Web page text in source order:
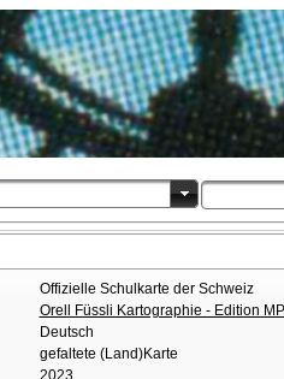
Offizielle Schulkarte der Schweiz
Orell Füssli Kartographie - Edition
Deutsch
gefaltete (Land)Karte
2023